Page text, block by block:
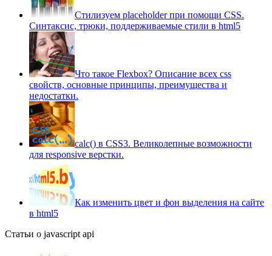
Стилизуем placeholder при помощи CSS.
Синтаксис, трюки, поддерживаемые стили в html5
Что такое Flexbox? Описание всех css
свойств, основные принципы, преимущества и
недостатки.
сalc() в CSS3. Великолепные возможности
для responsive верстки.
Как изменить цвет и фон выделения на сайте
в html5
Статьи о javascript api